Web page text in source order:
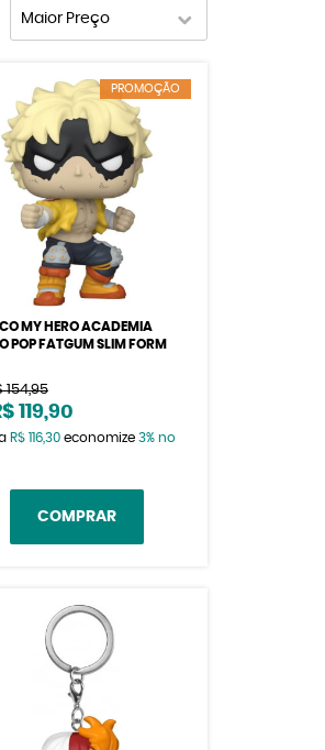
Maior Preço
PROMOÇÃO
MY HERO ACADEMIA
POP FATGUM SLIM FORM
154,95
119,90
R$ 116,30economize 3% no
COMPRAR